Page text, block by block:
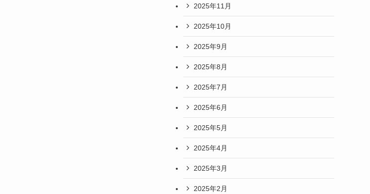
2025年11月
2025年10月
2025年9月
2025年8月
2025年7月
2025年6月
2025年5月
2025年4月
2025年3月
2025年2月